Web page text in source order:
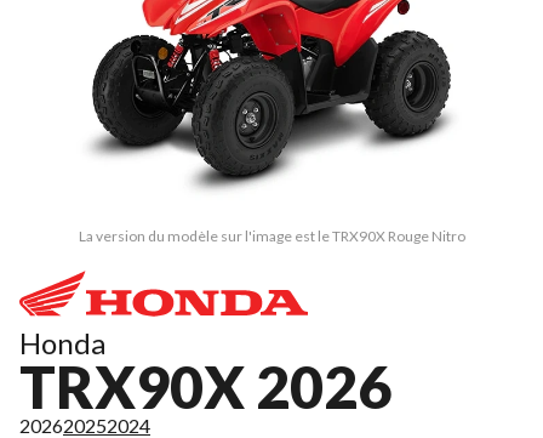
La version du modèle sur l'image est le TRX90X Rouge Nitro
Honda
TRX90X 2026
202620252024